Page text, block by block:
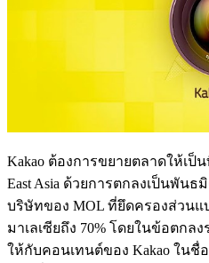
Kakao ต้องการขยายตลาดให้เป็
East Asia ด้วยการตกลงเป็นพันธ
บริษัทของ MOL ที่ยึดครองส่วนแ
มาเลเซียถึง 70% โดยในข้อตกล
ให้กับคอนเทนต์ของ Kakao ในชื่